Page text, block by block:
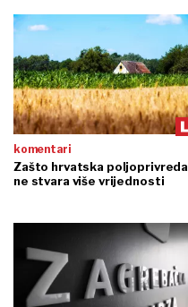
komentari
Zašto hrvatska poljoprivreda
ne stvara više vrijednosti